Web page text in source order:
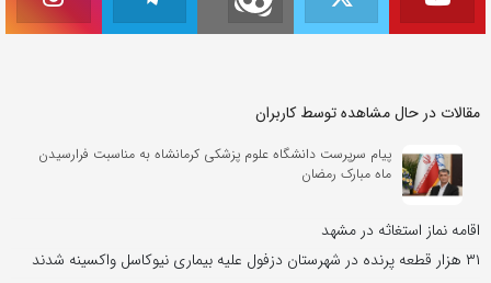
مقالات در حال مشاهده توسط کاربران
پیام سرپرست دانشگاه علوم پزشکی کرمانشاه به مناسبت فرارسیدن
ماه مبارک رمضان
اقامه نماز استغاثه در مشهد
۳۱ هزار قطعه پرنده در شهرستان دزفول علیه بیماری نیوکاسل واکسینه شدند